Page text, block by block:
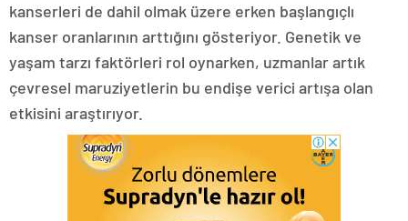
kanserleri de dahil olmak üzere erken başlangıçlı
kanser oranlarının arttığını gösteriyor. Genetik ve
yaşam tarzı faktörleri rol oynarken, uzmanlar artık
çevresel maruziyetlerin bu endişe verici artışa olan
etkisini araştırıyor.